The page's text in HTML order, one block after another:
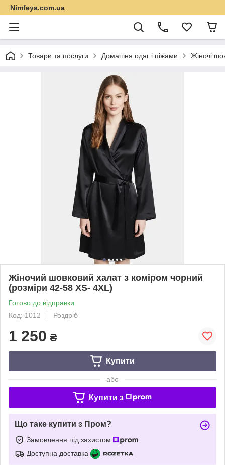
Nimfeya.com.ua
Товари та послуги Домашня одяг і піжами Жіночі
Жіночий шовковий халат з коміром чорний
(розміри 42-58 XS- 4XL)
Готово до відправки
Код: 1012
Роздріб
1 250 ₴
Купити
або
Купити з
Що таке купити з Пром?
Замовлення під захистом
Доступна доставка